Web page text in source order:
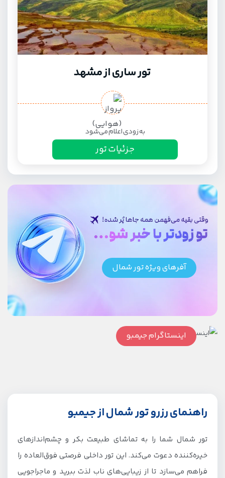
تور ساری از مشهد
به زودی اعلام می‌شود
جزئیات تور
آفرهای ویژه تور شمال
اینستاگرام جیمبو
راهنمای رزرو تور شمال از جیمبو
تور شمال شما را به تماشای طبیعت بکر و چشم‌اندازهای
خیره‌کننده دعوت می‌کند. این تور داخلی فرصتی فوق‌العاده را
فراهم می‌سازد تا از زیبایی‌های ناب لذت ببرید و ماجراجویی